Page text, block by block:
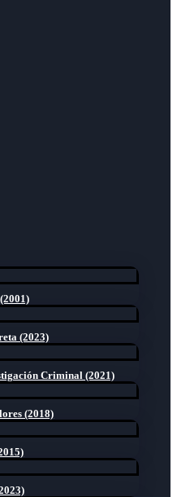
(2023)
Criminal (2021)
(2018)